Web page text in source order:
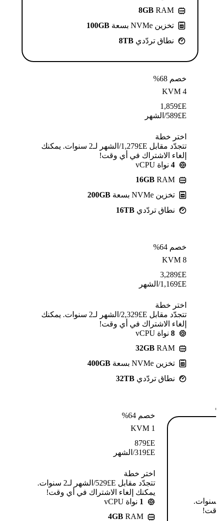
8GB RAM
تخزين NVMe بسعة
100GB
نطاق تردّدي 8TB
خصم 68%
KVM 4
E£
1,859
E£
589/الشهر
اختر خطة
تتجدّد مقابل E£⁦1,279⁩/الشهر لـ2 سنوات. يمكنك
إلغاء الاشتراك في أي وقت!
4 نواة vCPU
16GB RAM
تخزين NVMe بسعة
200GB
نطاق تردّدي 16TB
خصم 64%
KVM 8
E£
3,289
E£
1,169/الشهر
اختر خطة
تتجدّد مقابل E£⁦2,329⁩/الشهر لـ2 سنوات. يمكنك
إلغاء الاشتراك في أي وقت!
8 نواة vCPU
32GB RAM
تخزين NVMe بسعة
400GB
نطاق تردّدي 32TB
خصم 64%
KVM 1
E£
879
E£
319/الشهر
اختر خطة
تتجدّد مقابل E£⁦529⁩/الشهر لـ2 سنوات.
يمكنك إلغاء الاشتراك في أي وقت!
1 نواة vCPU
4GB RAM
تتجدّد مقابل E£⁦639⁩/الشهر لـ2 سنوات.
وقت!